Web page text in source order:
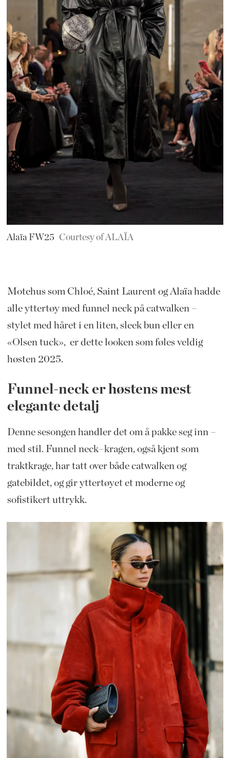
Alaïa FW25 Courtesy of ALAÏA
Motehus som Chloé, Saint Laurent og Alaïa hadde
alle yttertøy med funnel neck på catwalken –
stylet med håret i en liten, sleek bun eller en
«Olsen tuck», er dette looken som føles veldig
høsten 2025.
Funnel-neck er høstens mest
elegante detalj
Denne sesongen handler det om å pakke seg inn –
med stil. Funnel neck–kragen, også kjent som
traktkrage, har tatt over både catwalken og
gatebildet, og gir yttertøyet et moderne og
sofistikert uttrykk.